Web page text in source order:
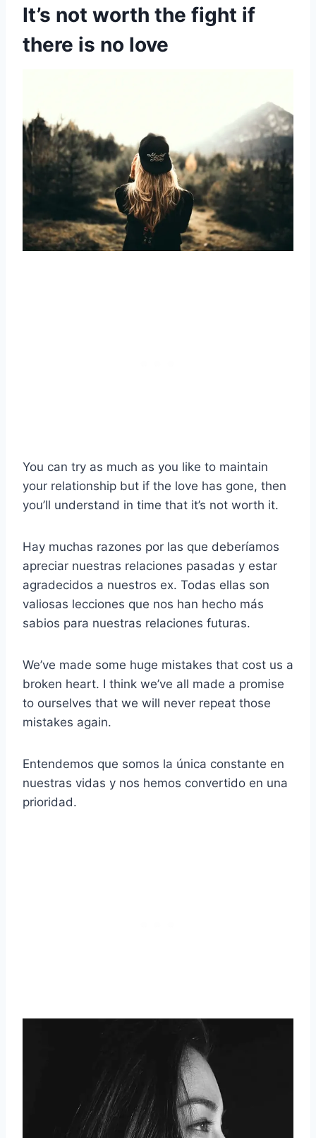
It’s not worth the fight if
there is no love
You can try as much as you like to maintain
your relationship but if the love has gone, then
you’ll understand in time that it’s not worth it.
Hay muchas razones por las que deberíamos
apreciar nuestras relaciones pasadas y estar
agradecidos a nuestros ex. Todas ellas son
valiosas lecciones que nos han hecho más
sabios para nuestras relaciones futuras.
We’ve made some huge mistakes that cost us a
broken heart. I think we’ve all made a promise
to ourselves that we will never repeat those
mistakes again.
Entendemos que somos la única constante en
nuestras vidas y nos hemos convertido en una
prioridad.